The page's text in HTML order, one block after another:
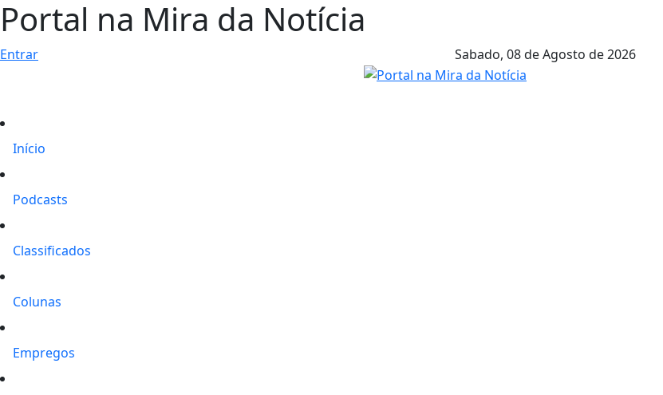
Portal na Mira da Notícia
Entrar Sabado, 08 de Agosto de 2026
Início
Podcasts
Classificados
Colunas
Empregos